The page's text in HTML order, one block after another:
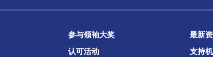
参与领袖大奖
认可活动
最新
支持